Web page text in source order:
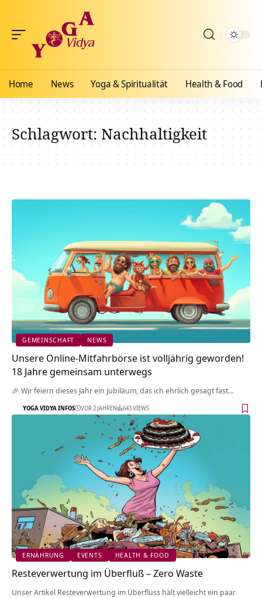
Home News Yoga & Spiritualität Health & Food
Schlagwort:Nachhaltigkeit
GEMEINSCHAFT NEWS
Unsere Online-Mitfahrbörse ist volljährig geworden!
18 Jahre gemeinsam unterwegs
🎉 Wir feiern dieses Jahr ein Jubiläum, das ich ehrlich gesagt fast…
YOGA VIDYA INFOS VOR 2 JAHREN 643 VIEWS
ERNÄHRUNG EVENTS HEALTH & FOOD
Resteverwertung im Überfluß – Zero Waste
Unser Artikel Resteverwertung im Überfluss hält vielleicht ein paar